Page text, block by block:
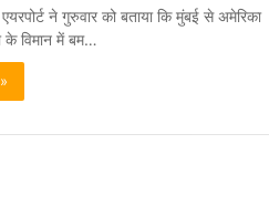
ने गुरुवार को बताया कि मुंबई से अमेरिका
के विमान में बम…